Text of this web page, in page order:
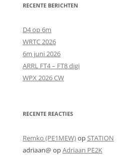
RECENTE BERICHTEN
D4 op 6m
WRTC 2026
6m juni 2026
ARRL FT4 – FT8 digi
WPX 2026 CW
RECENTE REACTIES
Remko (PE1MEW)opSTATION
adriaan@ opAdriaan PE2K